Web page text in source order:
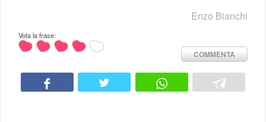
Enzo Bianchi
Vota la frase:
COMMENTA